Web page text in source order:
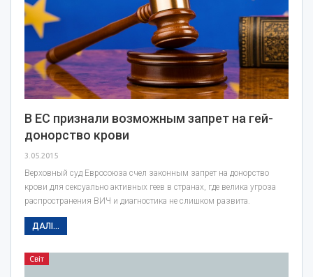
В ЕС признали возможным запрет на гей-
донорство крови
3.05.2015
Верховный суд Евросоюза счел законным запрет на донорство
крови для сексуально активных геев в странах, где велика угроза
распространения ВИЧ и диагностика не слишком развита.
ДАЛІ...
Світ